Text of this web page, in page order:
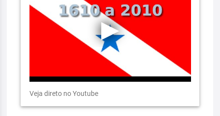
Veja direto no Youtube